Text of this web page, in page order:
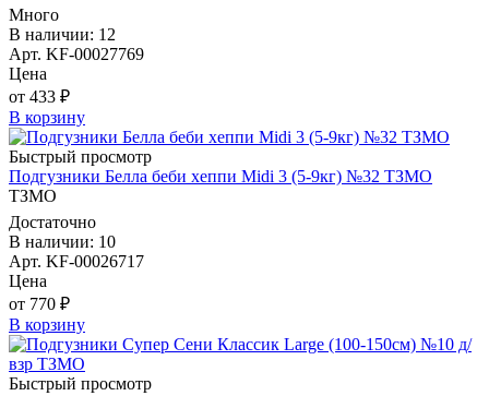
Много
В наличии: 12
Арт. KF-00027769
Цена
от 433 ₽
В корзину
Быстрый просмотр
Подгузники Белла беби хеппи Midi 3 (5-9кг) №32 ТЗМО
ТЗМО
Достаточно
В наличии: 10
Арт. KF-00026717
Цена
от 770 ₽
В корзину
Быстрый просмотр